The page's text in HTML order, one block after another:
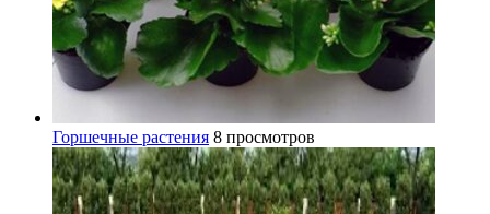
Горшечные растения 8 просмотров